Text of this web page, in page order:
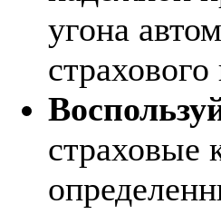
угона
страхового
страховые